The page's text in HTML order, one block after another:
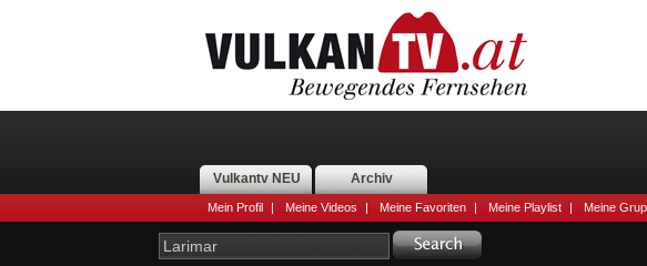
Vulkantv NEU Archiv
Mein Profil | Meine Videos | Meine Favoriten | Meine Playlist | Meine